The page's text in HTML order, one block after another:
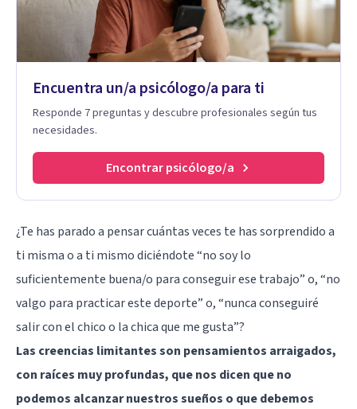
Encuentra un/a psicólogo/a para ti
Responde 7 preguntas y descubre profesionales según tus
necesidades.
Encontrar psicólogo/a
¿Te has parado a pensar cuántas veces te has sorprendido a
ti misma o a ti mismo diciéndote “no soy lo
suficientemente buena/o para conseguir ese trabajo” o, “no
valgo para practicar este deporte” o, “nunca conseguiré
salir con el chico o la chica que me gusta”?
Las creencias limitantes son pensamientos arraigados,
con raíces muy profundas, que nos dicen que no
podemos alcanzar nuestros sueños o que debemos